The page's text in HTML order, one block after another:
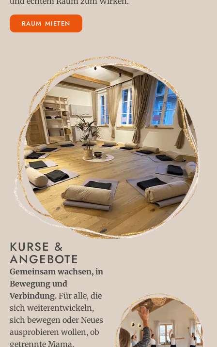
RAUM MIETEN
KURSE &
ANGEBOTE
Gemeinsam wachsen, in
Bewegung und
Verbindung. Für alle, die
sich weiterentwickeln,
sich bewegen oder Neues
ausprobieren wollen, ob
getrennte Mama,